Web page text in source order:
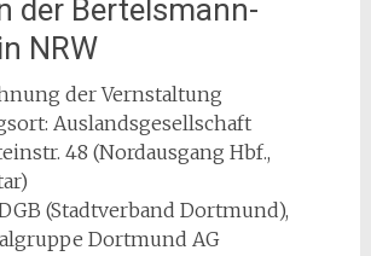
der Bertelsmann-
NRW
der Vernstaltung
Auslandsgesellschaft
48 (Nordausgang Hbf.,
(Stadtverband Dortmund),
Dortmund AG